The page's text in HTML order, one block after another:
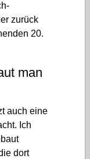
zurück
20.
man
auch eine
Ich
dort